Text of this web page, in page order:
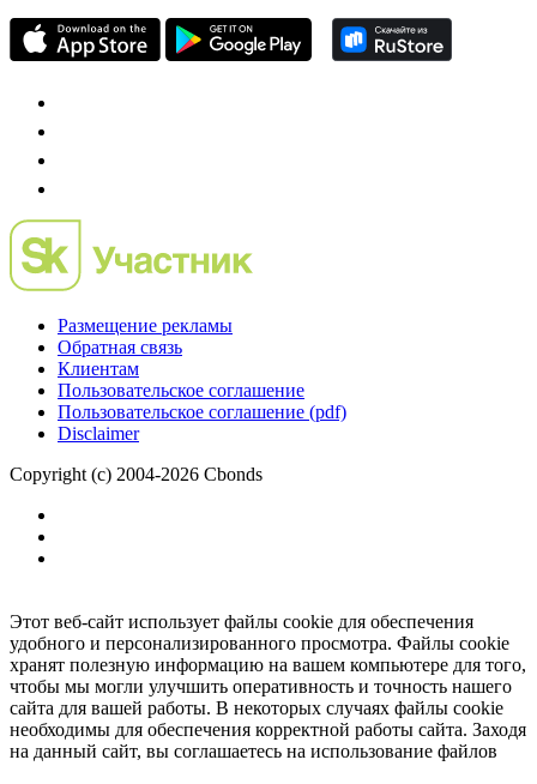
Размещение рекламы
Обратная связь
Клиентам
Пользовательское соглашение
Пользовательское соглашение (pdf)
Disclaimer
Copyright (c) 2004-2026 Cbonds
Этот веб-сайт использует файлы cookie для обеспечения
удобного и персонализированного просмотра. Файлы cookie
хранят полезную информацию на вашем компьютере для того,
чтобы мы могли улучшить оперативность и точность нашего
сайта для вашей работы. В некоторых случаях файлы cookie
необходимы для обеспечения корректной работы сайта. Заходя
на данный сайт, вы соглашаетесь на использование файлов